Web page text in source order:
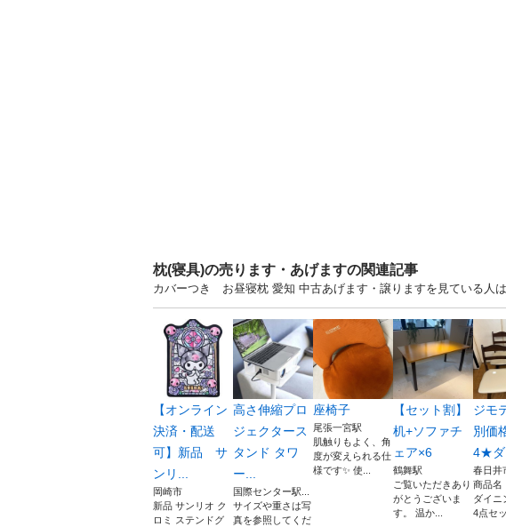
枕(寝具)の売ります・あげますの関連記事
カバーつき お昼寝枕 愛知 中古あげます・譲りますを見ている人は
【オンライン
決済・配送
可】新品 サ
ンリ...
岡崎市
新品 サンリオ ク
ロミ ステンドグ
高さ伸縮プロ
ジェクタース
タンド タワ
ー...
国際センター駅...
サイズや重さは写
真を参照してくだ
座椅子
尾張一宮駅
肌触りもよく、角
度が変えられる仕
様です✨ 使...
【セット割】
机+ソファチ
ェア×6
鶴舞駅
ご覧いただきあり
がとうございま
す。 温か...
ジモ
別価
4★ダ
春日井
商
ダイニ
4点セ